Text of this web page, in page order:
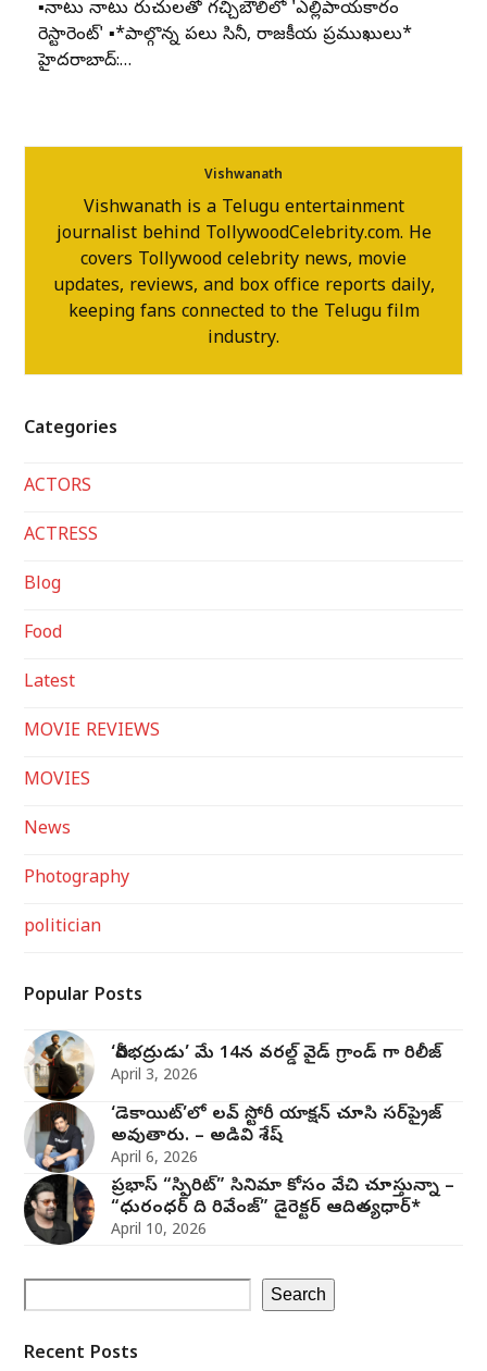
▪️నాటు నాటు రుచులతో గచ్చిబౌలిలో 'ఎల్లిపాయకారం
రెస్టారెంట్' ▪️*పాల్గొన్న పలు సినీ, రాజకీయ ప్రముఖులు*
హైదరాబాద్:…
Vishwanath
Vishwanath is a Telugu entertainment
journalist behind TollywoodCelebrity.com. He
covers Tollywood celebrity news, movie
updates, reviews, and box office reports daily,
keeping fans connected to the Telugu film
industry.
Categories
ACTORS
ACTRESS
Blog
Food
Latest
MOVIE REVIEWS
MOVIES
News
Photography
politician
Popular Posts
‘వీరభద్రుడు’ మే 14న వరల్డ్ వైడ్ గ్రాండ్ గా రిలీజ్
April 3, 2026
‘డెకాయిట్’లో లవ్ స్టోరీ యాక్షన్ చూసి సర్‌ప్రైజ్
అవుతారు. – అడివి శేష్
April 6, 2026
ప్రభాస్ “స్పిరిట్” సినిమా కోసం వేచి చూస్తున్నా –
“ధురంధర్ ది రివేంజ్” డైరెక్టర్ ఆదిత్యధార్*
April 10, 2026
Search
Recent Posts